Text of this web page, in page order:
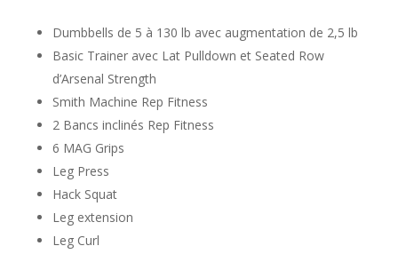
Dumbbells de 5 à 130 lb avec augmentation de 2,5 lb
Basic Trainer avec Lat Pulldown et Seated Row
d’Arsenal Strength
Smith Machine Rep Fitness
2 Bancs inclinés Rep Fitness
6 MAG Grips
Leg Press
Hack Squat
Leg extension
Leg Curl